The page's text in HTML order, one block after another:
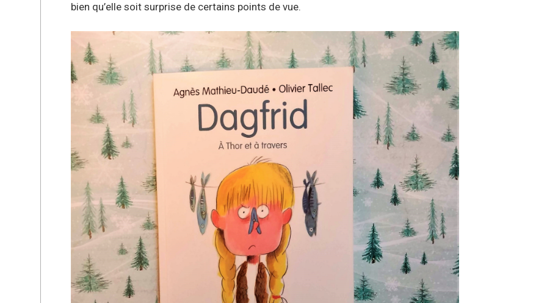
bien qu’elle soit surprise de certains points de vue.